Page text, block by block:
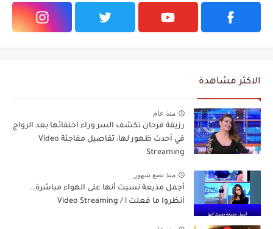
الاكثر مشاهدة
منذ عام
رزيقة فرحان تكشف السر وراء اختفائها بعد الزواج
في أحدث ظهور لها: تفاصيل مفاجئة Video
Streaming
منذ بضع شهور
أجمل مذيعة نسيت أنها على الهواء مباشرة..
أنظروا ما فعلت ! / Video Streaming